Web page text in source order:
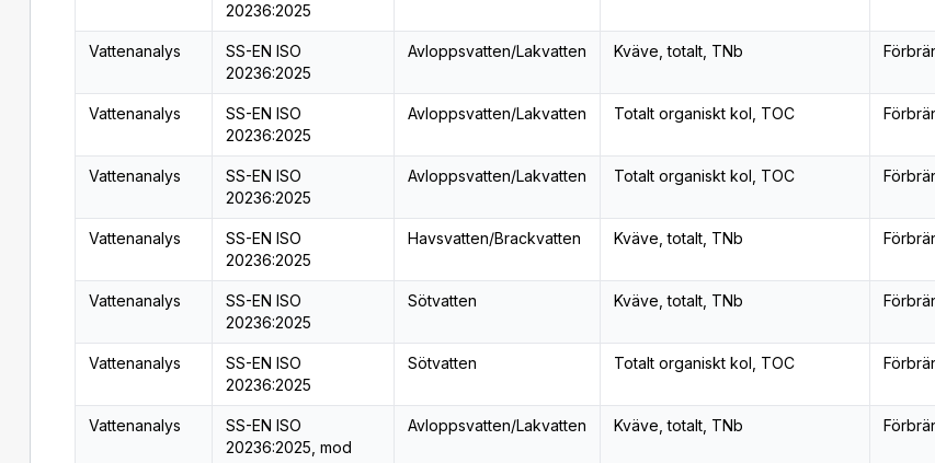
20236:2025
Vattenanalys
SS-EN ISO
20236:2025
Avloppsvatten/Lakvatten Kväve, totalt, TNb
Vattenanalys
SS-EN ISO
20236:2025
Avloppsvatten/Lakvatten Totalt organiskt kol, TOC
Vattenanalys
SS-EN ISO
20236:2025
Avloppsvatten/Lakvatten Totalt organiskt kol, TOC
Vattenanalys
SS-EN ISO
20236:2025
Havsvatten/Brackvatten Kväve, totalt, TNb
Vattenanalys
SS-EN ISO
20236:2025
Sötvatten Kväve, totalt, TNb
Vattenanalys
SS-EN ISO
20236:2025
Sötvatten Totalt organiskt kol, TOC
Vattenanalys
SS-EN ISO
20236:2025, mod
Avloppsvatten/Lakvatten Kväve, totalt, TNb